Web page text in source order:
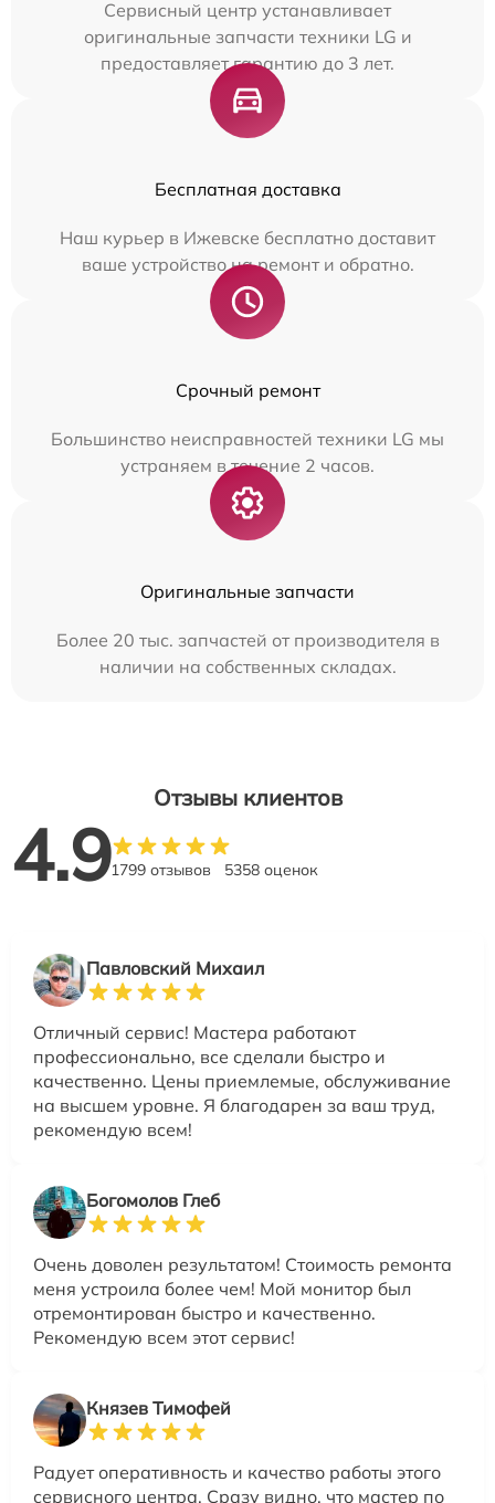
Сервисный центр устанавливает
оригинальные запчасти техники LG и
предоставляет гарантию до 3 лет.
Бесплатная доставка
Наш курьер в Ижевске бесплатно доставит
ваше устройство на ремонт и обратно.
Срочный ремонт
Большинство неисправностей техники LG мы
устраняем в течение 2 часов.
Оригинальные запчасти
Более 20 тыс. запчастей от производителя в
наличии на собственных складах.
Отзывы клиентов
4.91799 отзывов 5358 оценок
Павловский Михаил
Отличный сервис! Мастера работают
профессионально, все сделали быстро и
качественно. Цены приемлемые, обслуживание
на высшем уровне. Я благодарен за ваш труд,
рекомендую всем!
Богомолов Глеб
Очень доволен результатом! Стоимость ремонта
меня устроила более чем! Мой монитор был
отремонтирован быстро и качественно.
Рекомендую всем этот сервис!
Князев Тимофей
Радует оперативность и качество работы этого
сервисного центра. Сразу видно, что мастер по